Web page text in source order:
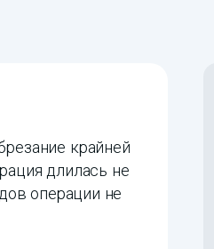
крайней
длилась не
операции не